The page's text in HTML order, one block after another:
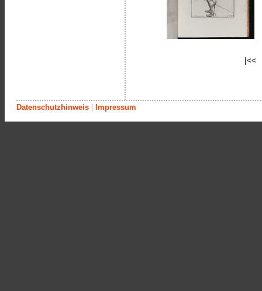
Datenschutzhinweis Impressum